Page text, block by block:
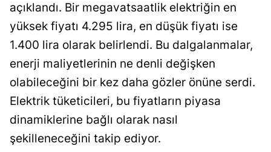
açıklandı. Bir megavatsaatlik elektriğin en
yüksek fiyatı 4.295 lira, en düşük fiyatı ise
1.400 lira olarak belirlendi. Bu dalgalanmalar,
enerji maliyetlerinin ne denli değişken
olabileceğini bir kez daha gözler önüne serdi.
Elektrik tüketicileri, bu fiyatların piyasa
dinamiklerine bağlı olarak nasıl
şekilleneceğini takip ediyor.